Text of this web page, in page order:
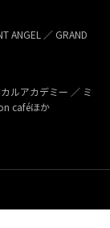
ANGEL ／ GRAND
ルアカデミー ／ ミ
caféほか